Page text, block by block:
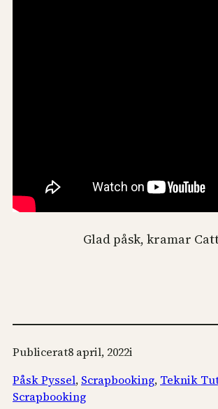
Glad påsk, kramar
Publicerat8 april, 2022i
Påsk Pyssel, Scrapbooking, Teknik
Scrapbooking